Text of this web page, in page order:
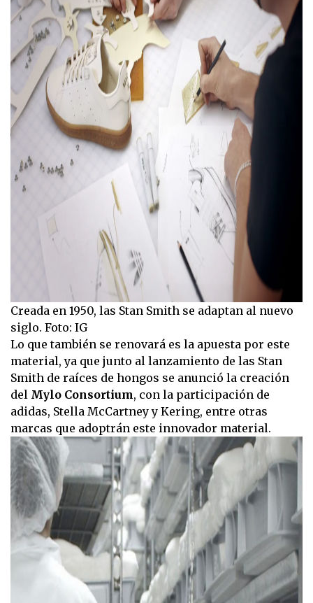
Creada en 1950, las Stan Smith se adaptan al nuevo
siglo. Foto: IG
Lo que también se renovará es la apuesta por este
material, ya que junto al lanzamiento de las Stan
Smith de raíces de hongos se anunció la creación
del Mylo Consortium, con la participación de
adidas, Stella McCartney y Kering, entre otras
marcas que adoptrán este innovador material.